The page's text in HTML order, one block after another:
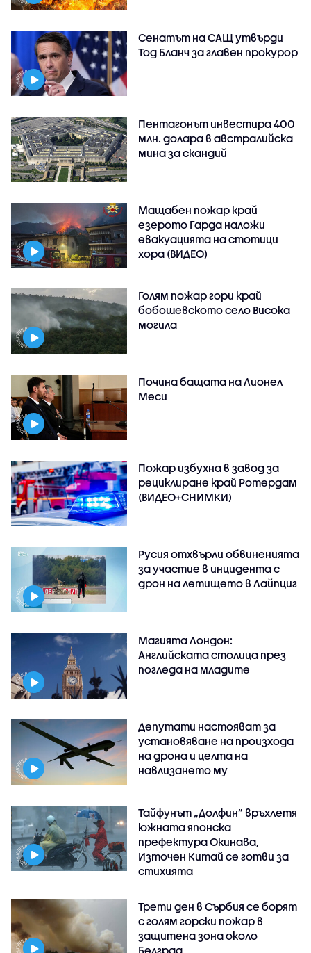
Сенатът на САЩ утвърди
Тод Бланч за главен прокурор
Пентагонът инвестира 400
млн. долара в австралийска
мина за скандий
Мащабен пожар край
езерото Гарда наложи
евакуацията на стотици
хора (ВИДЕО)
Голям пожар гори край
бобошевското село Висока
могила
Почина бащата на Лионел
Меси
Пожар избухна в завод за
рециклиране край Ротердам
(ВИДЕО+СНИМКИ)
Русия отхвърли обвиненията
за участие в инцидента с
дрон на летището в Лайпциг
Магията Лондон:
Английската столица през
погледа на младите
Депутати настояват за
установяване на произхода
на дрона и целта на
навлизането му
Тайфунът „Долфин” връхлетя
южната японска
префектура Окинава,
Източен Китай се готви за
стихията
Трети ден в Сърбия се борят
с голям горски пожар в
защитена зона около
Белград